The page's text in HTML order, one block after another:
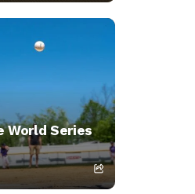
World Series